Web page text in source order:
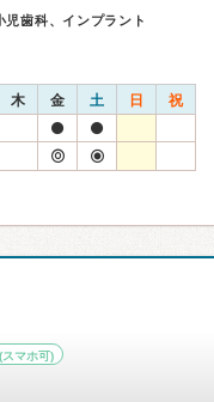
児歯科、インプラント
木 金 土 日 祝
(スマホ可)